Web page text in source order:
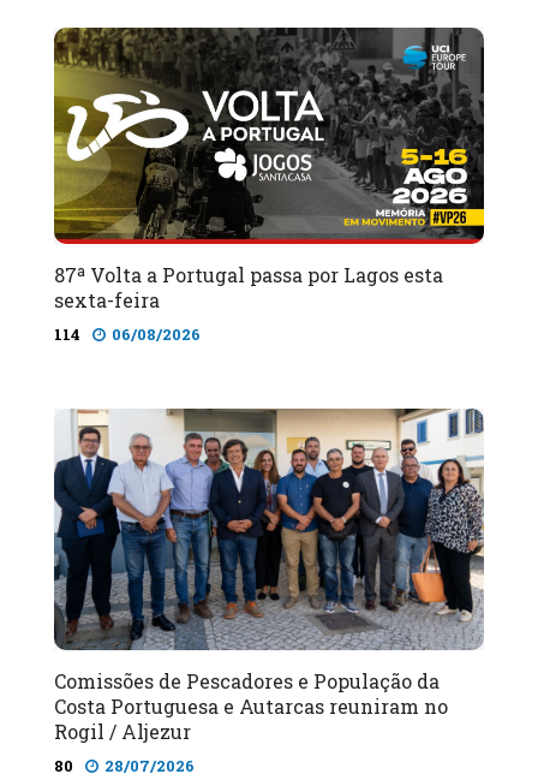
87ª Volta a Portugal passa por Lagos esta
sexta-feira
114 06/08/2026
Comissões de Pescadores e População da
Costa Portuguesa e Autarcas reuniram no
Rogil / Aljezur
80 28/07/2026